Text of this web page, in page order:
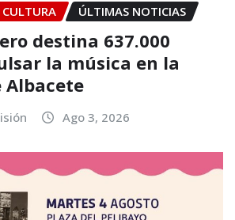
CULTURA ÚLTIMAS NOTICIAS
destina 637.000
la música en la
Albacete
Ago 3, 2026